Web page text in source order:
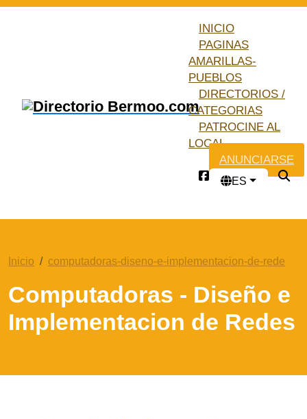
INICIO
PAGINAS
AMARILLAS-
PUEBLOS
DIRECTORIOS /
CATEGORIAS
PATROCINE AL
LOCAL
ANUNCIARSE
ES
Inicio computadoras-diseno-e-implementacion-de-rede
Computadoras - Diseño e
Implementacion de Redes